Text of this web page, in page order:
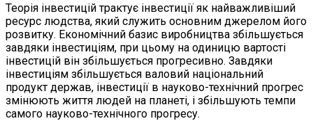
Теорія інвестицій трактує інвестиції як найважливіший
ресурс людства, який служить основним джерелом його
розвитку. Економічний базис виробництва збільшується
завдяки інвестиціям, при цьому на одиницю вартості
інвестицій він збільшується прогресивно. Завдяки
інвестиціям збільшується валовий національний
продукт держав, інвестиції в науково-технічний прогрес
змінюють життя людей на планеті, і збільшують темпи
самого науково-технічного прогресу.